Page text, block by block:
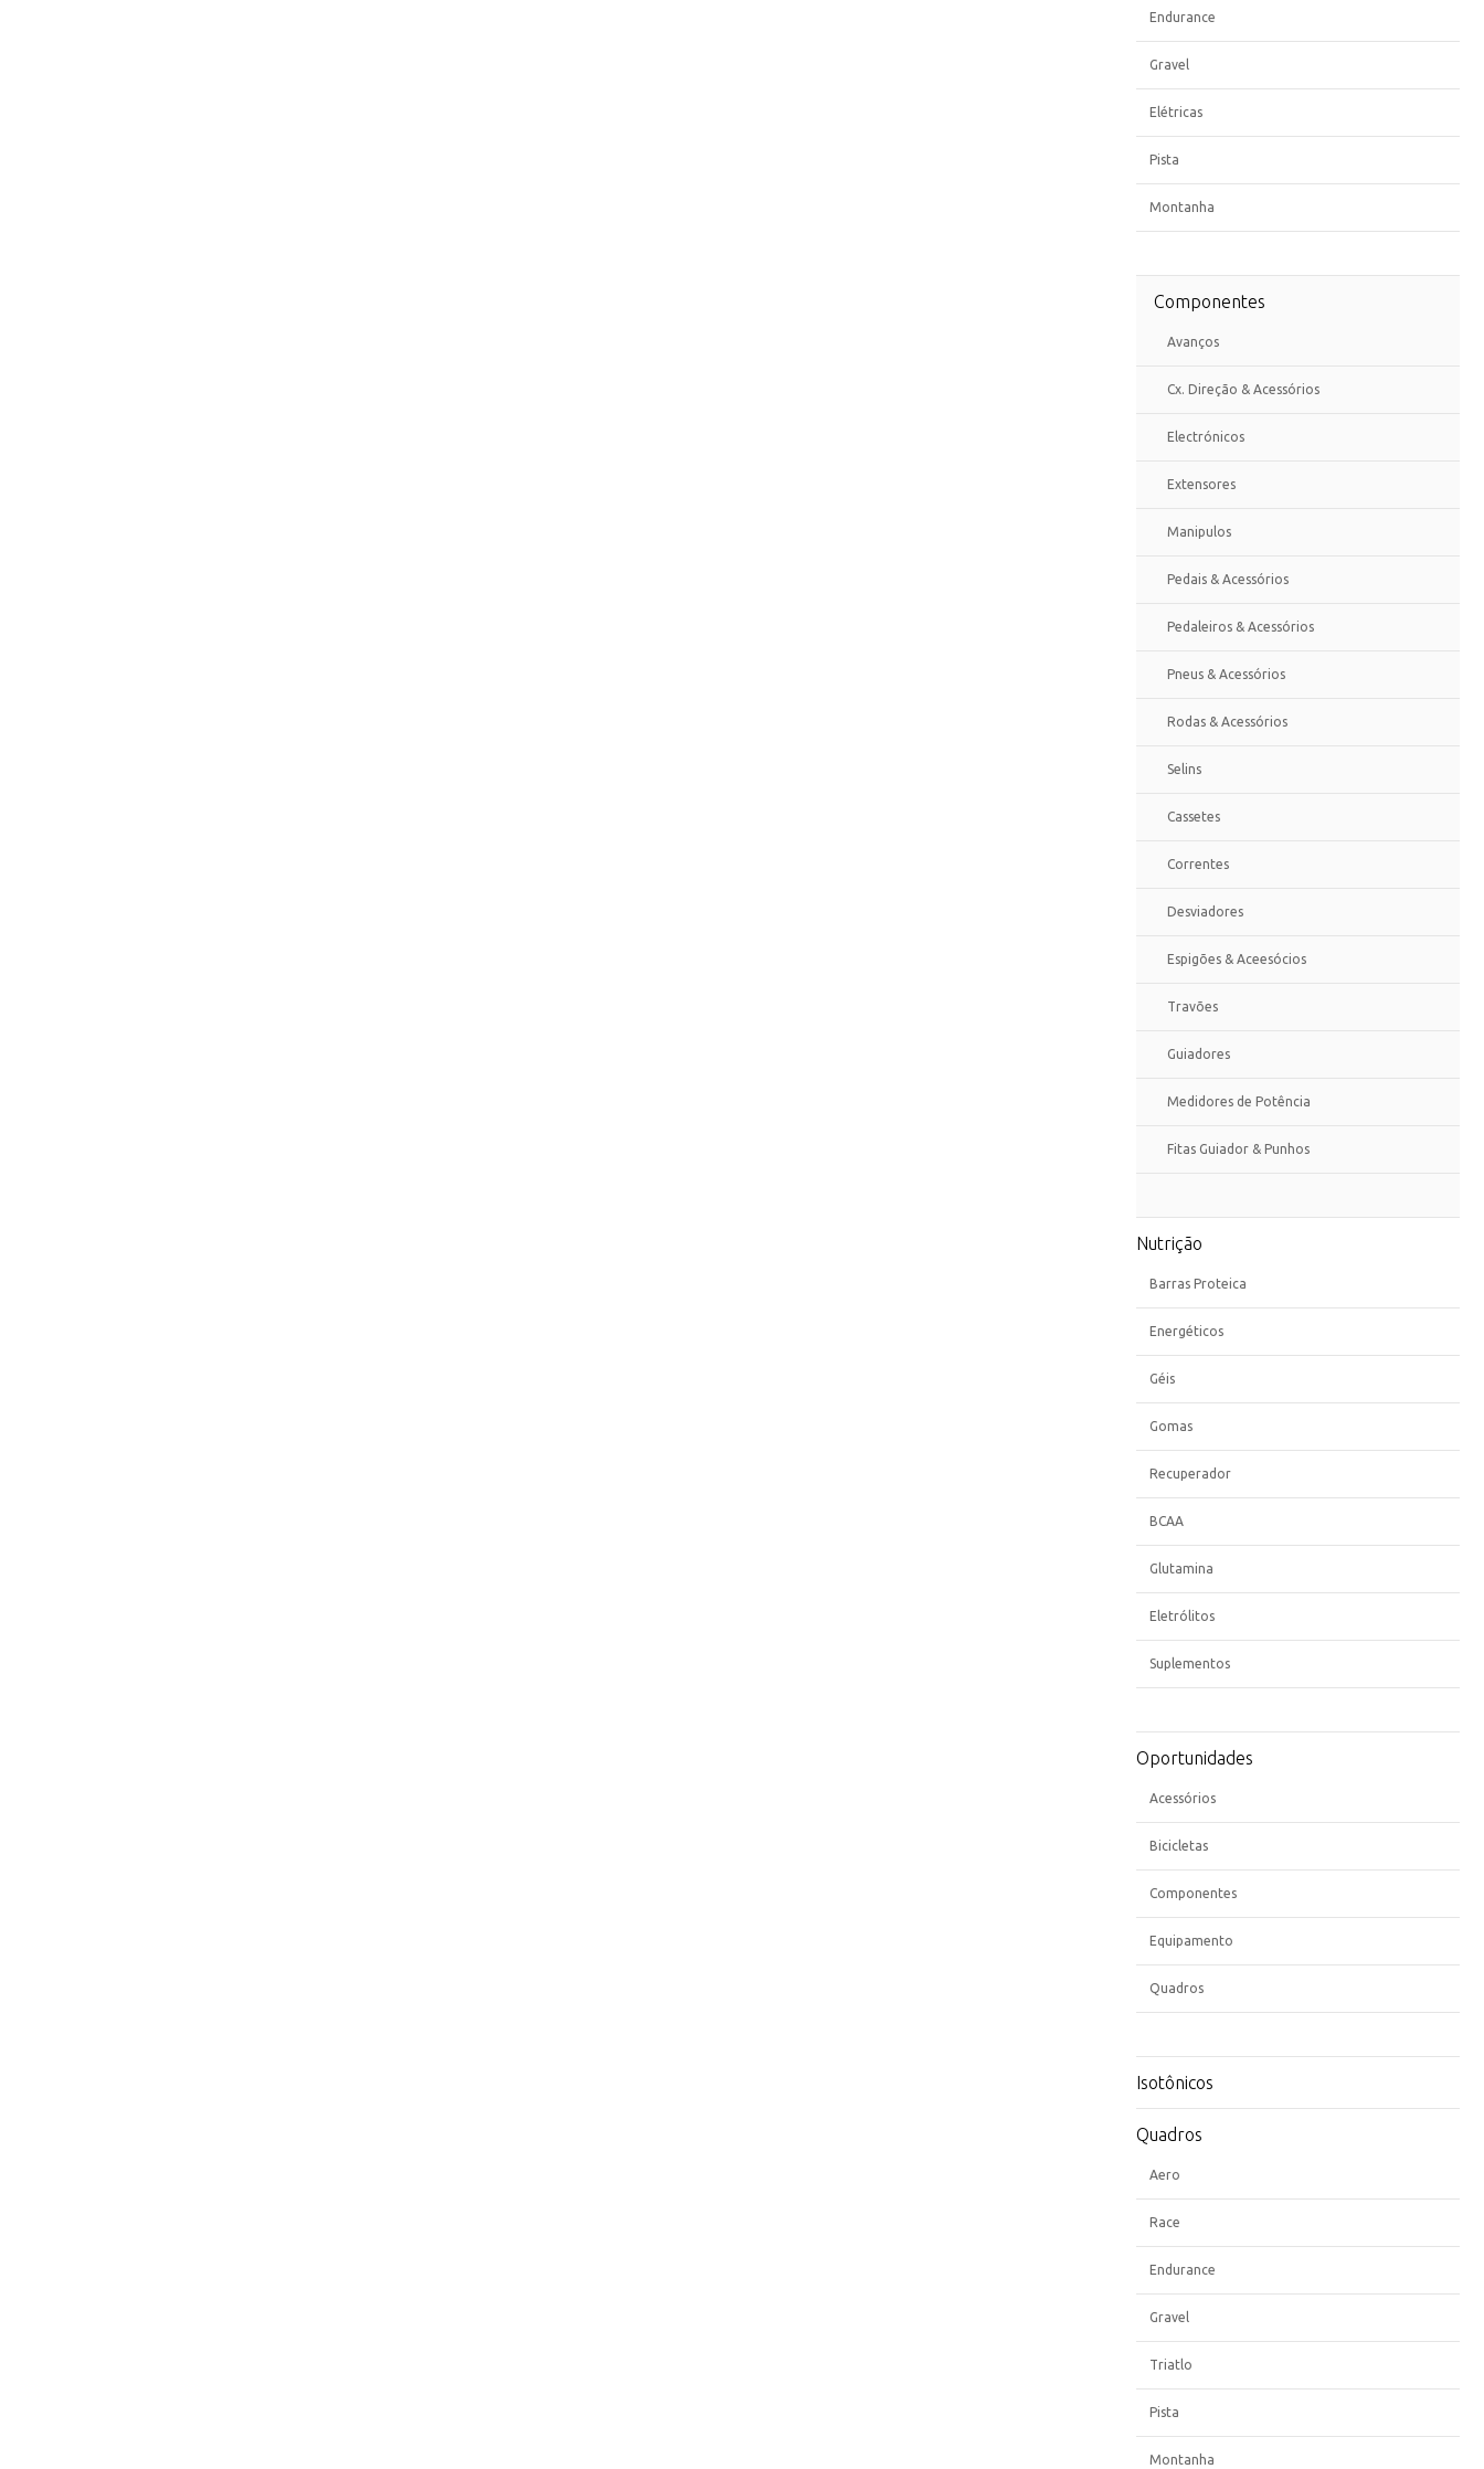
Endurance
Gravel
Elétricas
Pista
Montanha
Componentes
Avanços
Cx. Direção & Acessórios
Electrónicos
Extensores
Manipulos
Pedais & Acessórios
Pedaleiros & Acessórios
Pneus & Acessórios
Rodas & Acessórios
Selins
Cassetes
Correntes
Desviadores
Espigões & Aceesócios
Travões
Guiadores
Medidores de Potência
Fitas Guiador & Punhos
Nutrição
Barras Proteica
Energéticos
Géis
Gomas
Recuperador
BCAA
Glutamina
Eletrólitos
Suplementos
Oportunidades
Acessórios
Bicicletas
Componentes
Equipamento
Quadros
Isotônicos
Quadros
Aero
Race
Endurance
Gravel
Triatlo
Pista
Montanha